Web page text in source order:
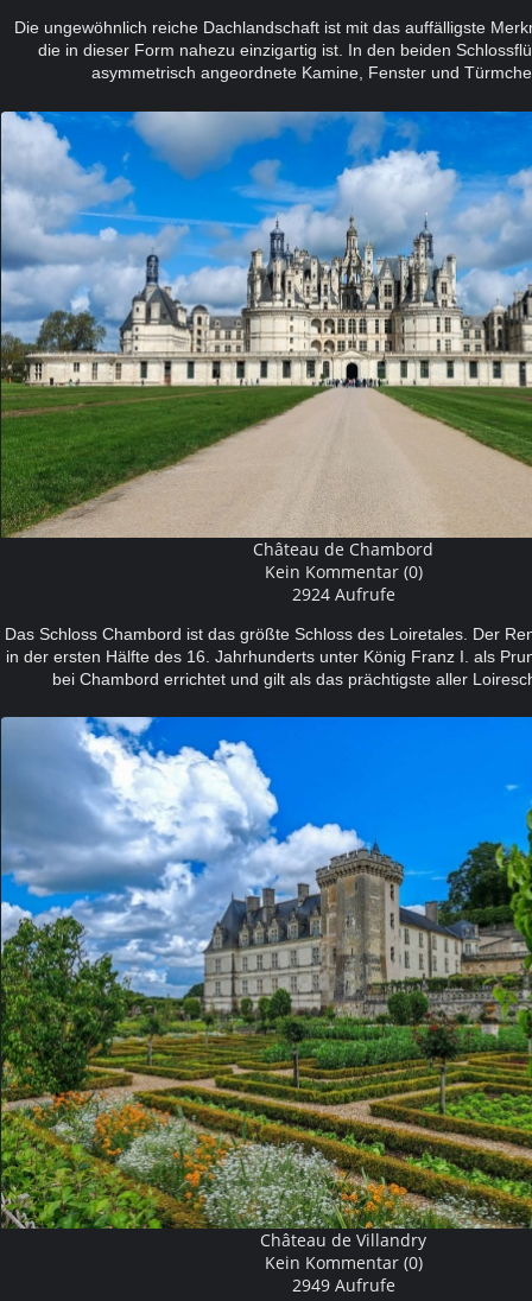
Die ungewöhnlich reiche Dachlandschaft ist mit das auffälligste
die in dieser Form nahezu einzigartig ist. In den beiden
asymmetrisch angeordnete Kamine, Fenster und
Château de Chambord
Kein Kommentar (0)
2924 Aufrufe
Das Schloss Chambord ist das größte Schloss des Loiretales. Der
in der ersten Hälfte des 16. Jahrhunderts unter König Franz I. als
bei Chambord errichtet und gilt als das prächtigste aller
Château de Villandry
Kein Kommentar (0)
2949 Aufrufe